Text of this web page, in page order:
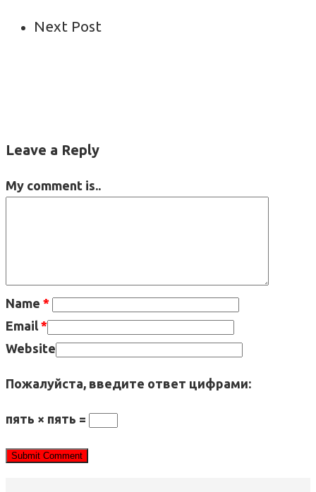
Next Post
Leave a Reply
My comment is..
Name *
Email *
Website
Пожалуйста, введите ответ цифрами:
пять × пять =